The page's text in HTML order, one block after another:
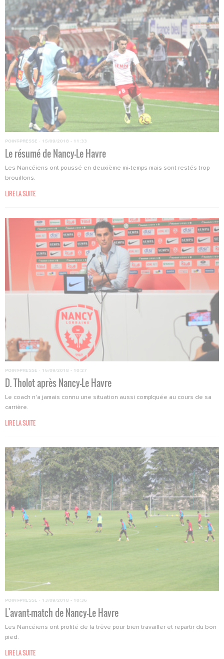
POINT-PRESSE · 15/09/2018 - 11:33
Le résumé de Nancy-Le Havre
Les Nancéiens ont poussé en deuxième mi-temps mais sont restés trop
brouillons.
LIRE LA SUITE
POINT-PRESSE · 15/09/2018 - 10:27
D. Tholot après Nancy-Le Havre
Le coach n'a jamais connu une situation aussi complquée au cours de sa
carrière.
LIRE LA SUITE
POINT-PRESSE · 13/09/2018 - 10:36
L'avant-match de Nancy-Le Havre
Les Nancéiens ont profité de la trêve pour bien travailler et repartir du bon
pied.
LIRE LA SUITE